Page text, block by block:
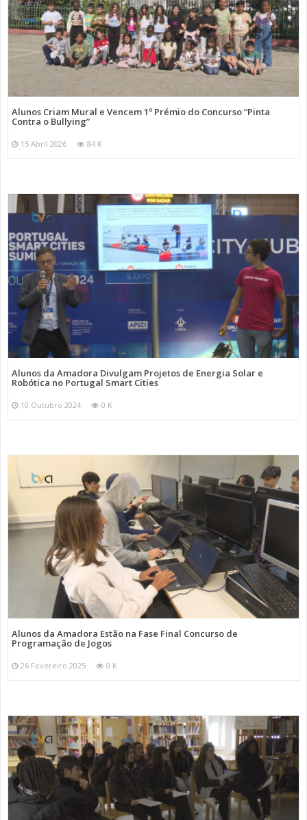
Alunos Criam Mural e Vencem 1º Prémio do Concurso “Pinta
Contra o Bullying”
15 Abril 2026 84 K
Alunos da Amadora Divulgam Projetos de Energia Solar e
Robótica no Portugal Smart Cities
10 Outubro 2024 0 K
Alunos da Amadora Estão na Fase Final Concurso de
Programação de Jogos
26 Fevereiro 2025 0 K